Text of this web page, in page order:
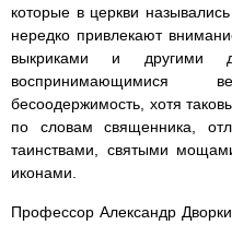
которые в церкви
нередко привлекают
выкриками и другими
бесоодержимость, хотя
по словам священника,
таинствами, святыми
иконами.
Профессор Александр